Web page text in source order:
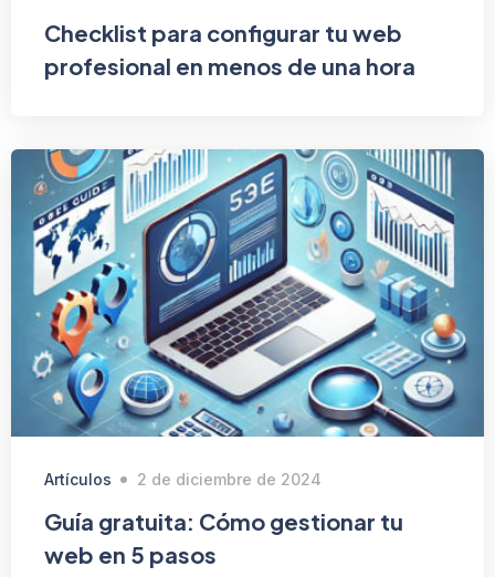
Checklist para configurar tu web
profesional en menos de una hora
Artículos 2 de diciembre de 2024
Guía gratuita: Cómo gestionar tu
web en 5 pasos